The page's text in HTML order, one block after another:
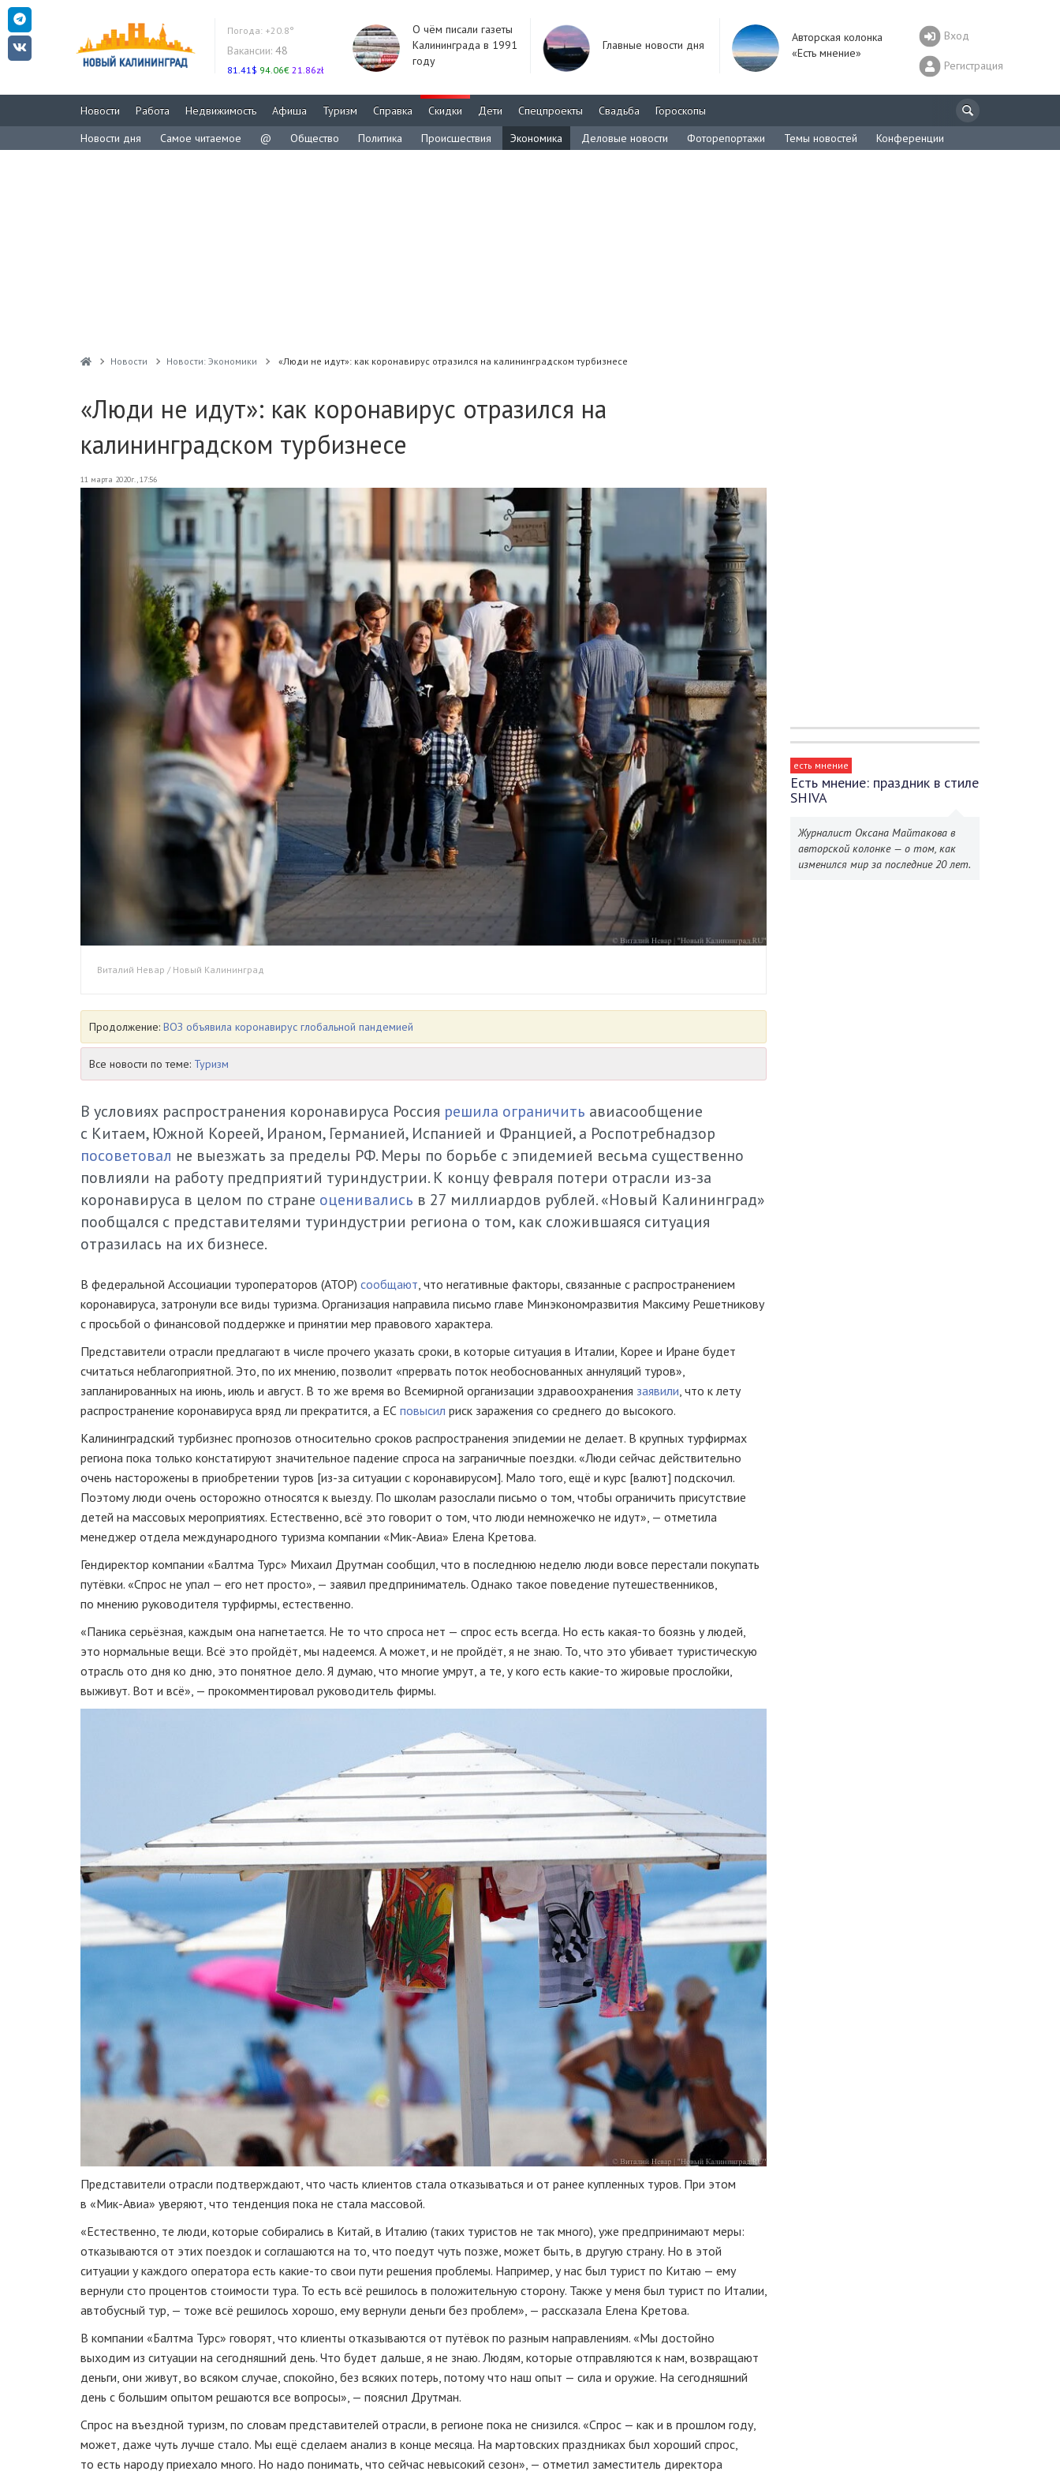
Погода: +20.8°
Вакансии: 48
81.41$ 94.06€ 21.86zł
О чём писали газеты
Калининграда в 1991
году
Главные новости дня
Авторская колонка
«Есть мнение»
Вход
Регистрация
Новости Работа Недвижимость Афиша Туризм Справка Скидки Дети Спецпроекты Свадьба
Гороскопы
Новости дня
Самое читаемое @ Общество Политика Происшествия Экономика Деловые новости Фоторепортажи Темы новостей Конференции
Новости Новости: Экономики «Люди не идут»: как коронавирус отразился на калининградском турбизнесе
«Люди не идут»: как коронавирус отразился на
калининградском турбизнесе
11 марта 2020г., 17:56
Виталий Невар / Новый Калининград
Продолжение: ВОЗ объявила коронавирус глобальной пандемией
Все новости по теме: Туризм
В условиях распространения коронавируса Россия решила ограничить авиасообщение
с Китаем, Южной Кореей, Ираном, Германией, Испанией и Францией, а Роспотребнадзор
посоветовал не выезжать за пределы РФ. Меры по борьбе с эпидемией весьма существенно
повлияли на работу предприятий туриндустрии. К концу февраля потери отрасли из-за
коронавируса в целом по стране оценивались в 27 миллиардов рублей. «Новый Калининград»
пообщался с представителями туриндустрии региона о том, как сложившаяся ситуация
отразилась на их бизнесе.
В федеральной Ассоциации туроператоров (АТОР) сообщают, что негативные факторы, связанные с распространением
коронавируса, затронули все виды туризма. Организация направила письмо главе Минэкономразвития Максиму Решетникову
с просьбой о финансовой поддержке и принятии мер правового характера.
Представители отрасли предлагают в числе прочего указать сроки, в которые ситуация в Италии, Корее и Иране будет
считаться неблагоприятной. Это, по их мнению, позволит «прервать поток необоснованных аннуляций туров»,
запланированных на июнь, июль и август. В то же время во Всемирной организации здравоохранения заявили, что к лету
распространение коронавируса вряд ли прекратится, а ЕС повысил риск заражения со среднего до высокого.
Калининградский турбизнес прогнозов относительно сроков распространения эпидемии не делает. В крупных турфирмах
региона пока только констатируют значительное падение спроса на заграничные поездки. «Люди сейчас действительно
очень насторожены в приобретении туров [из-за ситуации с коронавирусом]. Мало того, ещё и курс [валют] подскочил.
Поэтому люди очень осторожно относятся к выезду. По школам разослали письмо о том, чтобы ограничить присутствие
детей на массовых мероприятиях. Естественно, всё это говорит о том, что люди немножечко не идут», — отметила
менеджер отдела международного туризма компании «Мик-Авиа» Елена Кретова.
Гендиректор компании «Балтма Турс» Михаил Друтман сообщил, что в последнюю неделю люди вовсе перестали покупать
путёвки. «Спрос не упал — его нет просто», — заявил предприниматель. Однако такое поведение путешественников,
по мнению руководителя турфирмы, естественно.
«Паника серьёзная, каждым она нагнетается. Не то что спроса нет — спрос есть всегда. Но есть какая-то боязнь у людей,
это нормальные вещи. Всё это пройдёт, мы надеемся. А может, и не пройдёт, я не знаю. То, что это убивает туристическую
отрасль ото дня ко дню, это понятное дело. Я думаю, что многие умрут, а те, у кого есть какие-то жировые прослойки,
выживут. Вот и всё», — прокомментировал руководитель фирмы.
Представители отрасли подтверждают, что часть клиентов стала отказываться и от ранее купленных туров. При этом
в «Мик-Авиа» уверяют, что тенденция пока не стала массовой.
«Естественно, те люди, которые собирались в Китай, в Италию (таких туристов не так много), уже предпринимают меры:
отказываются от этих поездок и соглашаются на то, что поедут чуть позже, может быть, в другую страну. Но в этой
ситуации у каждого оператора есть какие-то свои пути решения проблемы. Например, у нас был турист по Китаю — ему
вернули сто процентов стоимости тура. То есть всё решилось в положительную сторону. Также у меня был турист по Италии,
автобусный тур, — тоже всё решилось хорошо, ему вернули деньги без проблем», — рассказала Елена Кретова.
В компании «Балтма Турс» говорят, что клиенты отказываются от путёвок по разным направлениям. «Мы достойно
выходим из ситуации на сегодняшний день. Что будет дальше, я не знаю. Людям, которые отправляются к нам, возвращают
деньги, они живут, во всяком случае, спокойно, без всяких потерь, потому что наш опыт — сила и оружие. На сегодняшний
день с большим опытом решаются все вопросы», — пояснил Друтман.
Спрос на въездной туризм, по словам представителей отрасли, в регионе пока не снизился. «Спрос — как и в прошлом году,
может, даже чуть лучше стало. Мы ещё сделаем анализ в конце месяца. На мартовских праздниках был хороший спрос,
то есть народу приехало много. Но надо понимать, что сейчас невысокий сезон», — отметил заместитель директора
есть мнение
Есть мнение: праздник в стиле
SHIVA
Журналист Оксана Майтакова в
авторской колонке — о том, как
изменился мир за последние 20 лет.